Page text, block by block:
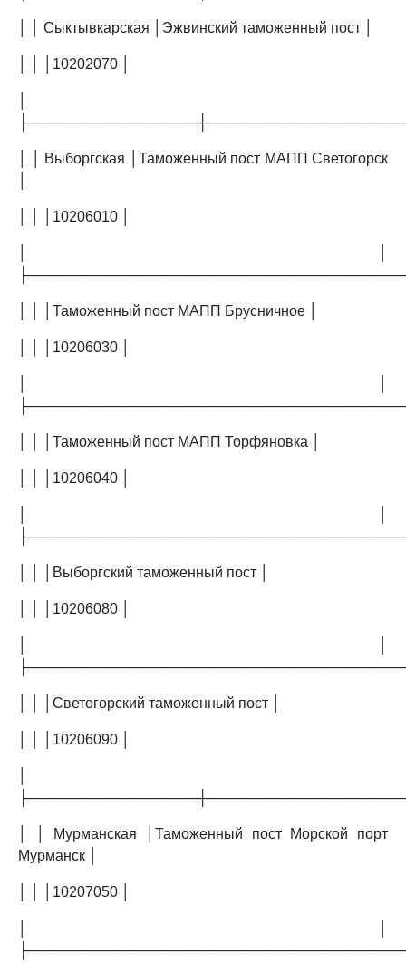
│ │ Сыктывкарская │Эжвинский таможенный пост │
│ │ │10202070 │
│ │ Выборгская │Таможенный пост МАПП Светогорск
│ │ │10206010 │
│ │ │Таможенный пост МАПП Брусничное │
│ │ │10206030 │
│ │ │Таможенный пост МАПП Торфяновка │
│ │ │10206040 │
│ │ │Выборгский таможенный пост │
│ │ │10206080 │
│ │ │Светогорский таможенный пост │
│ │ │10206090 │
│ │ Мурманская │Таможенный пост Морской порт
Мурманск │
│ │ │10207050 │